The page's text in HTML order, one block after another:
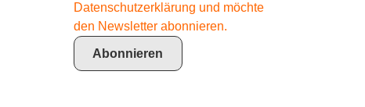
Datenschutzerklärung und möchte
den Newsletter abonnieren.